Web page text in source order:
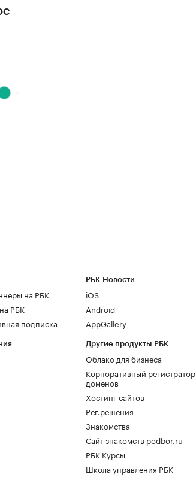
на РБК
РБК
подписка
РБК Новости
iOS
Android
AppGallery
Другие продукты РБК
Облако для бизнеса
Корпоративный регистратор
доменов
Хостинг сайтов
Рег.решения
Знакомства
Сайт знакомств podbor.ru
РБК Курсы
Школа управления РБК